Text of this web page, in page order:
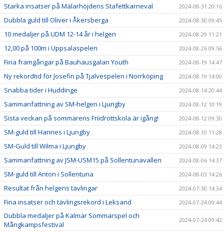
Starka insatser på Mälarhöjdens Stafettkarneval 2024-08-31 20:16
Dubbla guld till Oliver i Åkersberga 2024-08-30 09:45
10 medaljer på UDM 12-14 år i helgen 2024-08-29 11:21
12,00 på 100m i Uppsalaspelen 2024-08-26 09:56
Fina framgångar på Bauhausgalan Youth 2024-08-19 14:47
Ny rekordtid för Josefin på Tjalvespelen i Norrköping 2024-08-19 14:00
Snabba tider i Huddinge 2024-08-14 20:44
Sammanfattning av SM-helgen i Ljungby 2024-08-12 10:19
Sista veckan på sommarens Friidrottskola är igång! 2024-08-12 09:30
SM-guld till Hannes i Ljungby 2024-08-10 11:28
SM-Guld till Wilma i Ljungby 2024-08-09 14:23
Sammanfattning av JSM-USM15 på Sollentunavallen 2024-08-06 14:37
SM-guld till Anton i Sollentuna 2024-08-03 14:26
Resultat från helgens tävlingar 2024-07-30 14:34
Fina insatser och tävlingsrekord i Leksand 2024-07-24 09:44
Dubbla medaljer på Kalmar Sommarspel och
Mångkampsfestival
2024-07-24 09:42